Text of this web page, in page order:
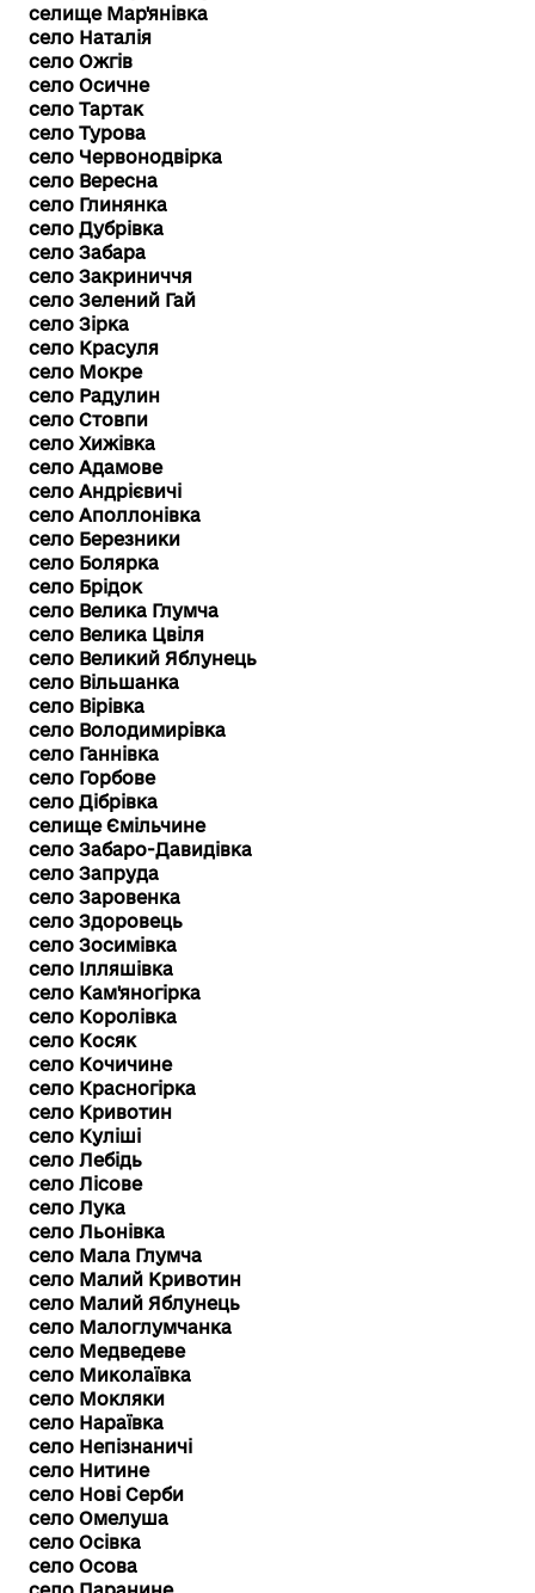
селище Мар'янівка
село Наталія
село Ожгів
село Осичне
село Тартак
село Турова
село Червонодвірка
село Вересна
село Глинянка
село Дубрівка
село Забара
село Закриниччя
село Зелений Гай
село Зірка
село Красуля
село Мокре
село Радулин
село Стовпи
село Хижівка
село Адамове
село Андрієвичі
село Аполлонівка
село Березники
село Болярка
село Брідок
село Велика Глумча
село Велика Цвіля
село Великий Яблунець
село Вільшанка
село Вірівка
село Володимирівка
село Ганнівка
село Горбове
село Дібрівка
селище Ємільчине
село Забаро-Давидівка
село Запруда
село Заровенка
село Здоровець
село Зосимівка
село Ілляшівка
село Кам'яногірка
село Королівка
село Косяк
село Кочичине
село Красногірка
село Кривотин
село Куліші
село Лебідь
село Лісове
село Лука
село Льонівка
село Мала Глумча
село Малий Кривотин
село Малий Яблунець
село Малоглумчанка
село Медведеве
село Миколаївка
село Мокляки
село Нараївка
село Непізнаничі
село Нитине
село Нові Серби
село Омелуша
село Осівка
село Осова